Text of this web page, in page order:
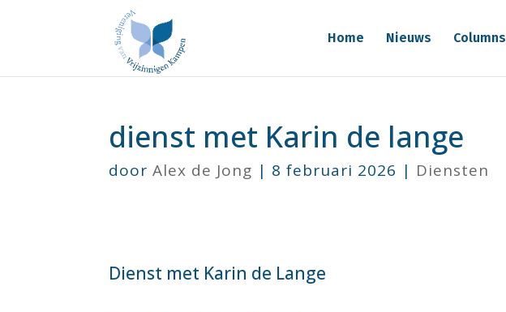
Home Nieuws Columns
dienst met Karin de lange
doorAlex de Jong | 8 februari 2026 | Diensten
Dienst met Karin de Lange